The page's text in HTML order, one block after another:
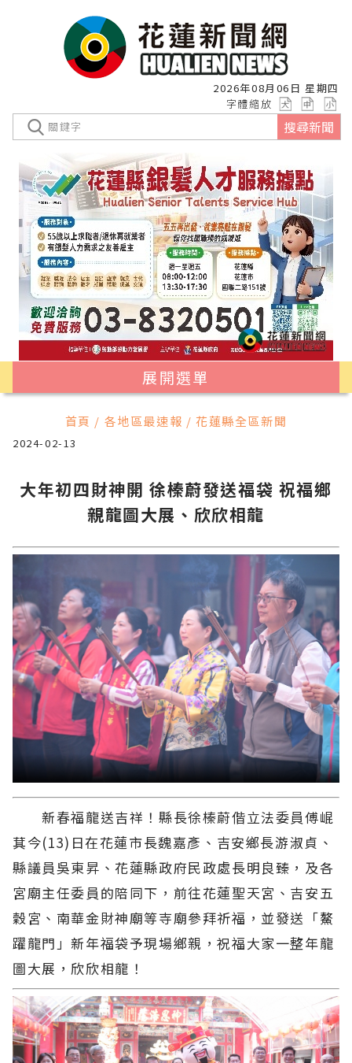
2026年08月06日 星期四
字體縮放
搜尋新聞
展開選單
首頁 / 各地區最速報 / 花蓮縣全區新聞
2024-02-13
大年初四財神開 徐榛蔚發送福袋 祝福鄉
親龍圖大展、欣欣相龍
新春福龍送吉祥！縣長徐榛蔚偕立法委員傅崐
萁今(13)日在花蓮市長魏嘉彥、吉安鄉長游淑貞、
縣議員吳東昇、花蓮縣政府民政處長明良臻，及各
宮廟主任委員的陪同下，前往花蓮聖天宮、吉安五
穀宮、南華金財神廟等寺廟參拜祈福，並發送「鰲
躍龍門」新年福袋予現場鄉親，祝福大家一整年龍
圖大展，欣欣相龍！